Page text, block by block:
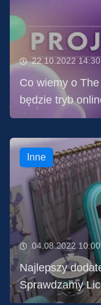
22.10.2022 14:30
Co wiemy o
będzie tryb
Inne
04.08.2022 10:00
Najlepszy
Sprawdzamy